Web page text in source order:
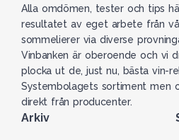
Alla omdömen, tester och tips
resultatet av eget arbete från
sommelierer via diverse
Vinbanken är oberoende och vi
plocka ut de, just nu, bästa vin-
Systembolagets sortiment men
direkt från producenter.
Arkiv